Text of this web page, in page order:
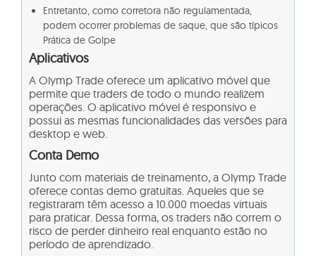
Entretanto, como corretora não regulamentada,
podem ocorrer problemas de saque, que são típicos
Prática de Golpe
Aplicativos
A Olymp Trade oferece um aplicativo móvel que
permite que traders de todo o mundo realizem
operações. O aplicativo móvel é responsivo e
possui as mesmas funcionalidades das versões para
desktop e web.
Conta Demo
Junto com materiais de treinamento, a Olymp Trade
oferece contas demo gratuitas. Aqueles que se
registraram têm acesso a 10.000 moedas virtuais
para praticar. Dessa forma, os traders não correm o
risco de perder dinheiro real enquanto estão no
período de aprendizado.